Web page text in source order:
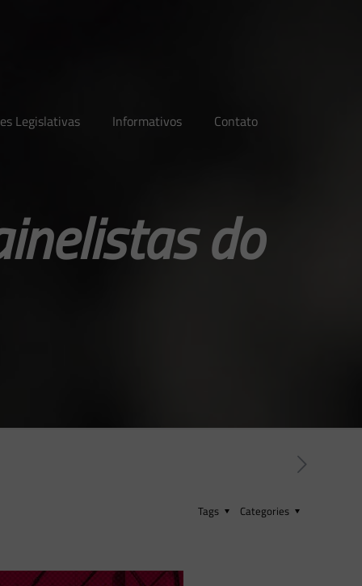
Legislativas Informativos Contato
do
Categories
Tags